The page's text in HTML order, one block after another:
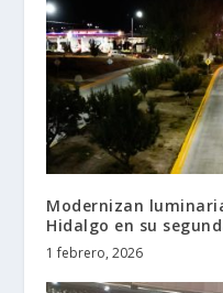
Modernizan
Hidalgo en su
1 febrero, 2026